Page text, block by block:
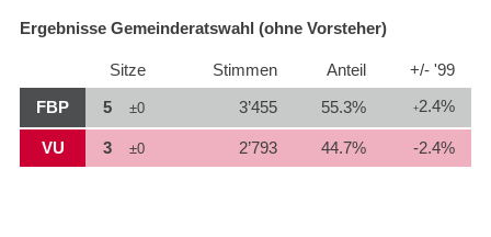
Ergebnisse Gemeinderatswahl (ohne Vorsteher)
Sitze Stimmen Anteil
+/- '99
FBP
5 ±0 3’455 55.3% +2.4%
VU 3 ±0 2’793 44.7% -2.4%